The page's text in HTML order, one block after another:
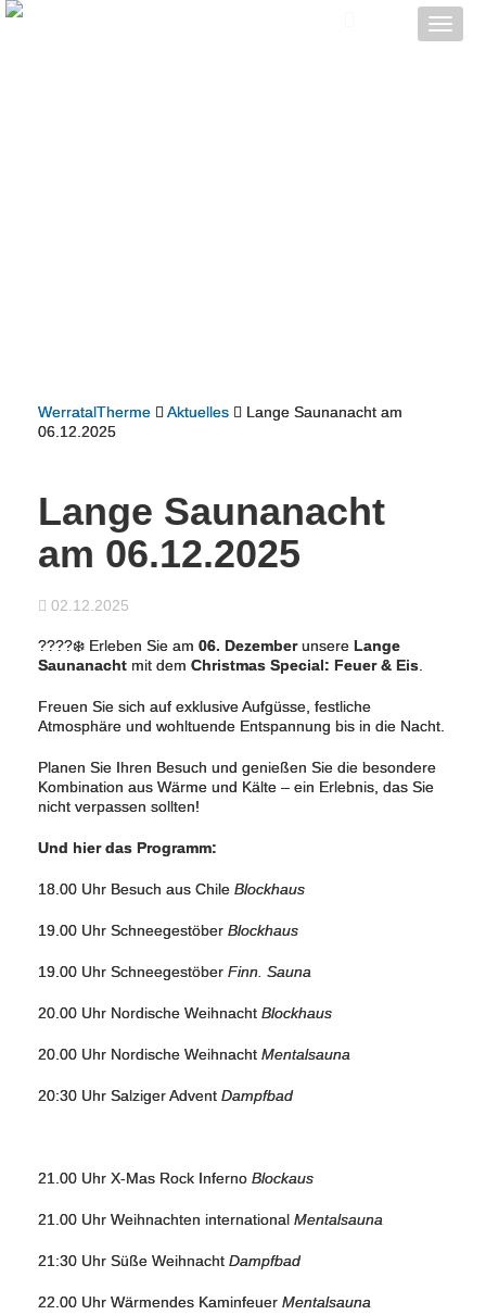
Toggle
WerratalTherme Aktuelles
Lange Saunanacht am
06.12.2025
Lange Saunanacht
am 06.12.2025
02.12.2025
????❄️ Erleben Sie am 06. Dezemberunsere Lange
Saunanacht mit dem Christmas Special: Feuer & Eis
Freuen Sie sich auf exklusive Aufgüsse, festliche
Atmosphäre und wohltuende Entspannung bis in die Nacht.
Planen Sie Ihren Besuch und genießen Sie die besondere
Kombination aus Wärme und Kälte – ein Erlebnis, das Sie
nicht verpassen sollten!
Und hier das Programm:
18.00 Uhr Besuch aus Chile Blockhaus
19.00 Uhr Schneegestöber Blockhaus
19.00 Uhr Schneegestöber Finn. Sauna
20.00 Uhr Nordische Weihnacht Blockhaus
20.00 Uhr Nordische Weihnacht Mentalsauna
20:30 Uhr Salziger Advent Dampfbad
21.00 Uhr X-Mas Rock Inferno Blockaus
21.00 Uhr Weihnachten international Mentalsauna
21:30 Uhr Süße Weihnacht Dampfbad
22.00 Uhr Wärmendes Kaminfeuer Mentalsauna